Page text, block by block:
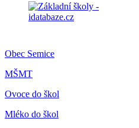
Obec Semice
MŠMT
Ovoce do škol
Mléko do škol